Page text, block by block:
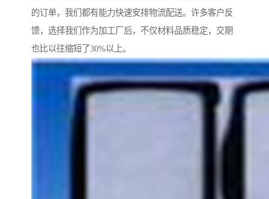
的订单，我们都有能力快速安排物流配送。许多客户反
馈，选择我们作为加工厂后，不仅材料品质稳定，交期
也比以往缩短了30%以上。